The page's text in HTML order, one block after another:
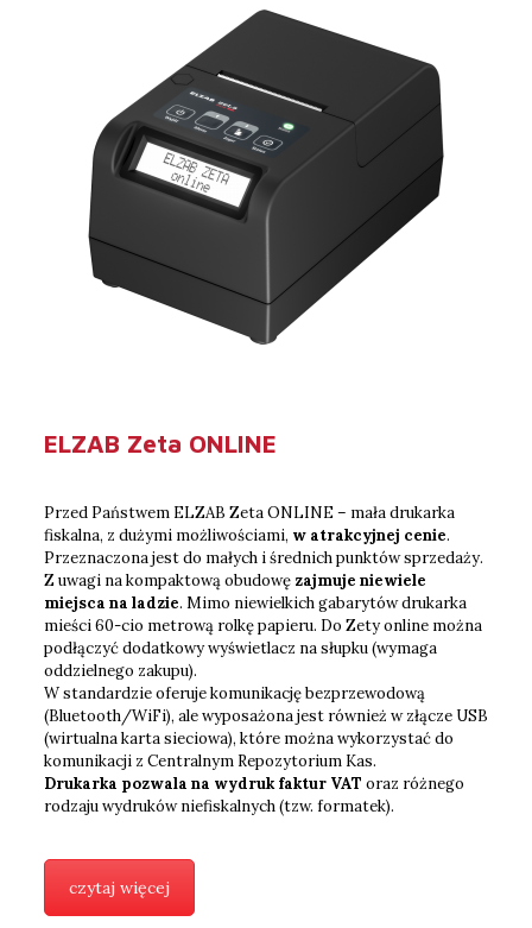
ELZAB Zeta ONLINE
Przed Państwem ELZAB Zeta ONLINE – mała drukarka
fiskalna, z dużymi możliwościami, w atrakcyjnej cenie.
Przeznaczona jest do małych i średnich punktów sprzedaży.
Z uwagi na kompaktową obudowę zajmuje niewiele
miejsca na ladzie. Mimo niewielkich gabarytów drukarka
mieści 60-cio metrową rolkę papieru. Do Zety online można
podłączyć dodatkowy wyświetlacz na słupku (wymaga
oddzielnego zakupu).
W standardzie oferuje komunikację bezprzewodową
(Bluetooth/WiFi), ale wyposażona jest również w złącze USB
(wirtualna karta sieciowa), które można wykorzystać do
komunikacji z Centralnym Repozytorium Kas.
Drukarka pozwala na wydruk faktur VAT oraz różnego
rodzaju wydruków niefiskalnych (tzw. formatek).
czytaj więcej